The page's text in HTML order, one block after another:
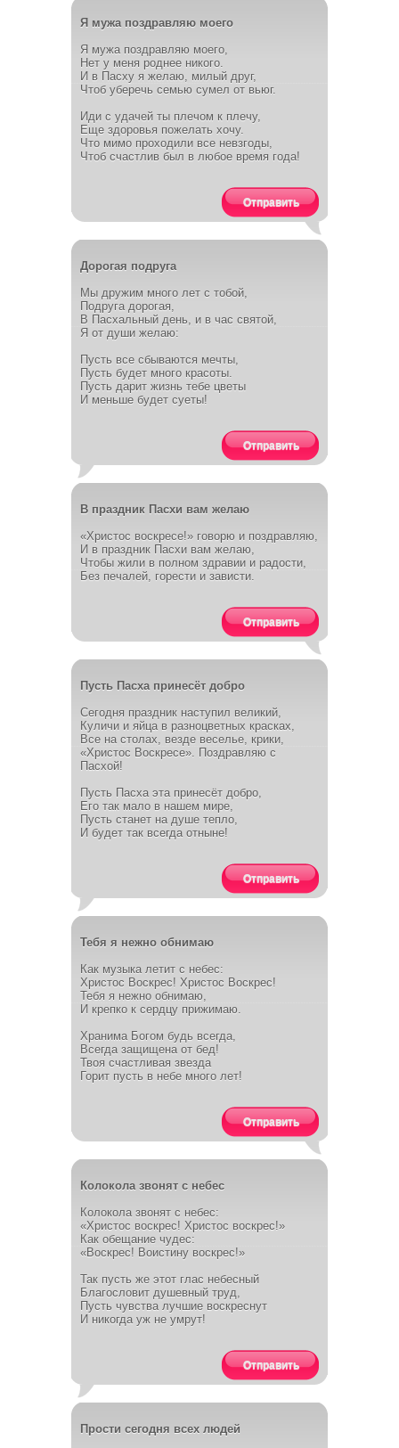
Я мужа поздравляю моего
Я мужа поздравляю моего,
Нет у меня роднее никого.
И в Пасху я желаю, милый друг,
Чтоб уберечь семью сумел от вьюг.
Иди с удачей ты плечом к плечу,
Еще здоровья пожелать хочу.
Что мимо проходили все невзгоды,
Чтоб счастлив был в любое время года!
Отправить
Дорогая подруга
Мы дружим много лет с тобой,
Подруга дорогая,
В Пасхальный день, и в час святой,
Я от души желаю:
Пусть все сбываются мечты,
Пусть будет много красоты.
Пусть дарит жизнь тебе цветы
И меньше будет суеты!
Отправить
В праздник Пасхи вам желаю
«Христос воскресе!» говорю и поздравляю,
И в праздник Пасхи вам желаю,
Чтобы жили в полном здравии и радости,
Без печалей, горести и зависти.
Отправить
Пусть Пасха принесёт добро
Сегодня праздник наступил великий,
Куличи и яйца в разноцветных красках,
Все на столах, везде веселье, крики,
«Христос Воскресе». Поздравляю с
Пасхой!
Пусть Пасха эта принесёт добро,
Его так мало в нашем мире,
Пусть станет на душе тепло,
И будет так всегда отныне!
Отправить
Тебя я нежно обнимаю
Как музыка летит с небес:
Христос Воскрес! Христос Воскрес!
Тебя я нежно обнимаю,
И крепко к сердцу прижимаю.
Хранима Богом будь всегда,
Всегда защищена от бед!
Твоя счастливая звезда
Горит пусть в небе много лет!
Отправить
Колокола звонят с небес
Колокола звонят с небес:
«Христос воскрес! Христос воскрес!»
Как обещание чудес:
«Воскрес! Воистину воскрес!»
Так пусть же этот глас небесный
Благословит душевный труд,
Пусть чувства лучшие воскреснут
И никогда уж не умрут!
Отправить
Прости сегодня всех людей